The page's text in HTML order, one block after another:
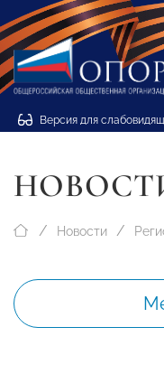
Версия для
Новости